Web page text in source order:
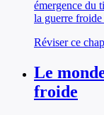
émergence du
la guerre
Réviser ce
Le
froide